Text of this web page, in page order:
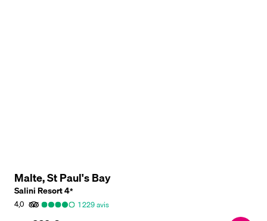
Malte, St Paul's Bay
Salini Resort4*
4,0
1 229avis